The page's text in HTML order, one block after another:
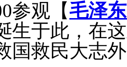
参观【毛泽
生于此，在
国救民大志